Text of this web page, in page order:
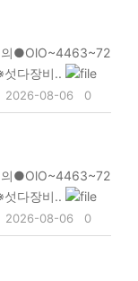
●OlO~4463~72
다장비..
2026-08-06 0
●OlO~4463~72
다장비..
2026-08-06 0